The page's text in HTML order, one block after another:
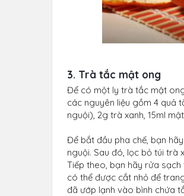
3. Trà tắc mật ong
Để có một ly trà tắc mật
các nguyên liệu gồm 4 quả
nguội), 2g trà xanh, 15ml
Để bắt đầu pha chế, bạn
nguội. Sau đó, lọc bỏ túi
Tiếp theo, bạn hãy rửa
có thể được cắt nhỏ để
đã ướp lạnh vào bình chứa